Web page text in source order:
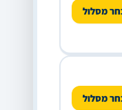
מסלול
מסלול